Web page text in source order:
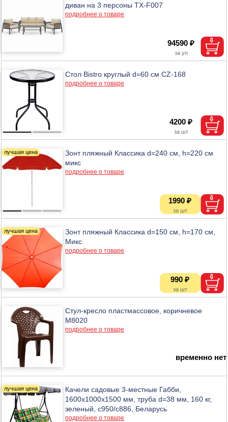
диван на 3 персоны ТХ-F007
подробнее о товаре
94590 ₽
Стол Bistro круглый d=60 см CZ-168
подробнее о товаре
4200 ₽
Зонт пляжный Классика d=240 cм, h=220 см
микс
подробнее о товаре
1990 ₽
Зонт пляжный Классика d=150 см, h=170 см,
Микс
подробнее о товаре
990 ₽
Стул-кресло пластмассовое, коричневое
М8020
подробнее о товаре
временно нет
Качели садовые 3-местные Габби,
1600х1000х1500 мм, труба d=38 мм, 160 кг,
зеленый, с950/с886, Беларусь
подробнее о товаре